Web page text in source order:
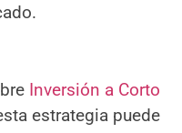
Inversión a Corto
estrategia puede